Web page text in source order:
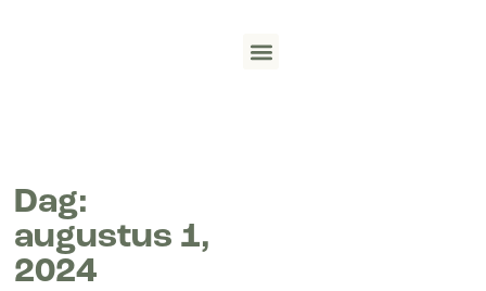
Dag:
augustus 1,
2024